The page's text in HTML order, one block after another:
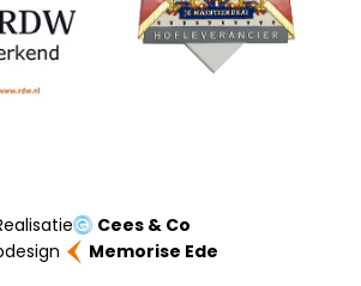
Cees & Co
Memorise Ede